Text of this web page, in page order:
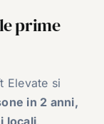
prime
Elevate si
in 2 anni,